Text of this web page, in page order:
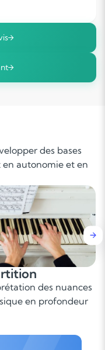
des bases
autonomie et en
sa
les deux
une grande